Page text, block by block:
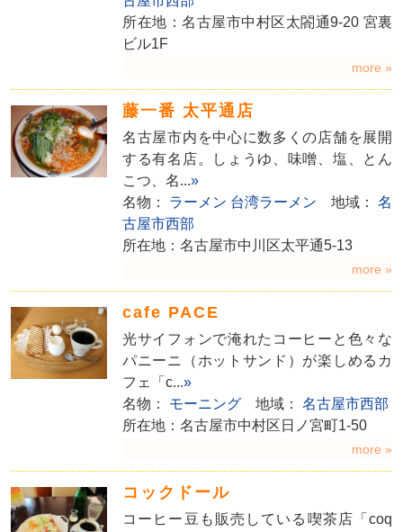
所在地：名古屋市中村区太閤通9-20 宮裏
ビル1F
more »
藤一番 太平通店
名古屋市内を中心に数多くの店舗を展開
する有名店。しょうゆ、味噌、塩、とん
こつ、名...»
名物： ラーメン 台湾ラーメン 地域： 名
古屋市西部
所在地：名古屋市中川区太平通5-13
more »
cafe PACE
光サイフォンで淹れたコーヒーと色々な
パニーニ（ホットサンド）が楽しめるカ
フェ「c...»
名物： モーニング 地域： 名古屋市西部
所在地：名古屋市中村区日ノ宮町1-50
more »
コックドール
コーヒー豆も販売している喫茶店「coq